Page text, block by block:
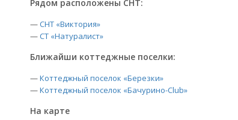
Рядом расположены СНТ:
—СНТ «Виктория»
—СТ «Натуралист»
Ближайши коттеджные поселки:
—Коттеджный поселок «Березки»
—Коттеджный поселок «Бачурино-Club»
На карте